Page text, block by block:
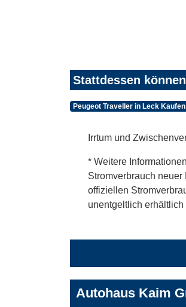
Stattdessen
Peugeot Traveller in Leck
Irrtum und
* Weitere
Stromverbrauch
offiziellen
unentgeltlich erhältlich
Autohaus Kaim